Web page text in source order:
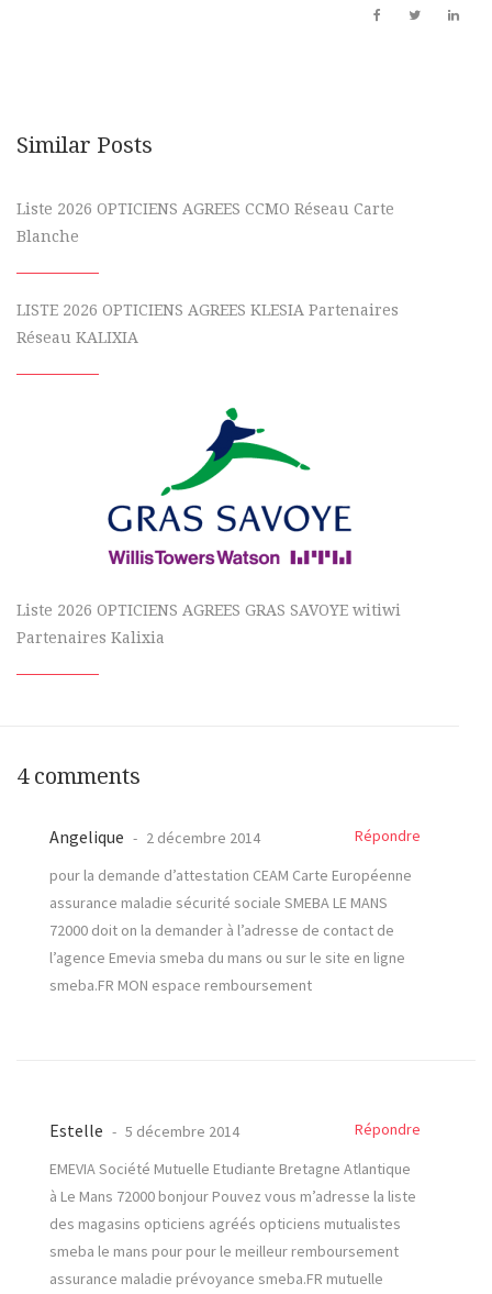
Similar Posts
Liste 2026 OPTICIENS AGREES CCMO Réseau Carte
Blanche
LISTE 2026 OPTICIENS AGREES KLESIA Partenaires
Réseau KALIXIA
Liste 2026 OPTICIENS AGREES GRAS SAVOYE witiwi
Partenaires Kalixia
4 comments
Angelique 2 décembre 2014
Répondre
pour la demande d’attestation CEAM Carte Européenne
assurance maladie sécurité sociale SMEBA LE MANS
72000 doit on la demander à l’adresse de contact de
l’agence Emevia smeba du mans ou sur le site en ligne
smeba.FR MON espace remboursement
Estelle 5 décembre 2014
Répondre
EMEVIA Société Mutuelle Etudiante Bretagne Atlantique
à Le Mans 72000 bonjour Pouvez vous m’adresse la liste
des magasins opticiens agréés opticiens mutualistes
smeba le mans pour pour le meilleur remboursement
assurance maladie prévoyance smeba.FR mutuelle